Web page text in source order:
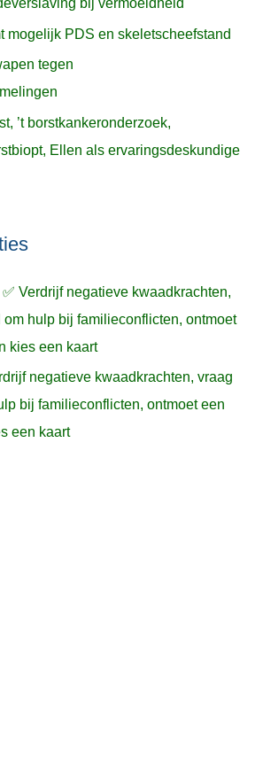
mogelijk PDS en skeletscheefstand
tegen
’t borstkankeronderzoek,
Ellen als ervaringsdeskundige
✅ Verdrijf negatieve kwaadkrachten,
hulp bij familieconflicten, ontmoet
kies een kaart
negatieve kwaadkrachten, vraag
bij familieconflicten, ontmoet een
een kaart